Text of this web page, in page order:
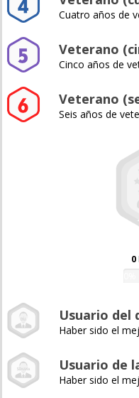
Cuatro años de
Veterano
Cinco años de
Veterano
Seis años de
0
Usuario del
Haber sido el
Usuario de
Haber sido el